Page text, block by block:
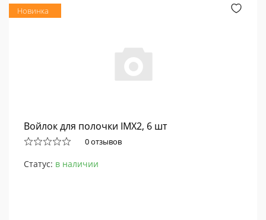
Новинка
Войлок для полочки IMX2, 6 шт
0 отзывов
Статус: в наличии